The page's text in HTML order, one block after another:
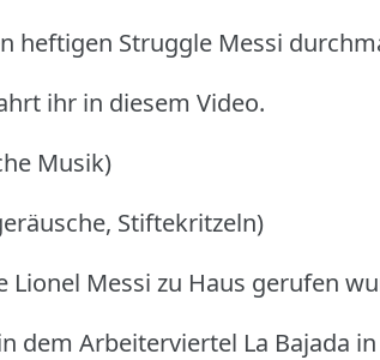
heftigen Struggle Messi
ihr in diesem Video.
Musik)
Stiftekritzeln)
Lionel Messi zu Haus gerufen
dem Arbeiterviertel La Bajada